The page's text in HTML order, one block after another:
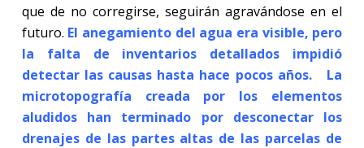
que de no corregirse, seguirán agravándose en el
futuro. El anegamiento del agua era visible, pero
la falta de inventarios detallados impidió
detectar las causas hasta hace pocos años. La
microtopografía creada por los elementos
aludidos han terminado por desconectar los
drenajes de las partes altas de las parcelas de